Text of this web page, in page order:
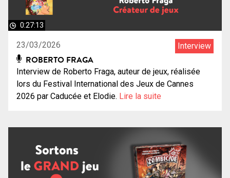
0:27:13
23/03/2026 Interview
ROBERTO FRAGA
Interview de Roberto Fraga, auteur de jeux, réalisée
lors du Festival International des Jeux de Cannes
2026 par Caducée et Elodie. Lire la suite